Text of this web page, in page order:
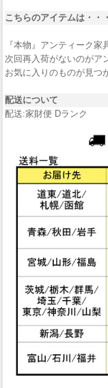
こちらのアイテムは・・・
『本物』アンティーク家
次回再入荷がないのがア
お気に入りのものが見つ
配送について
配送:家財便 Dランク